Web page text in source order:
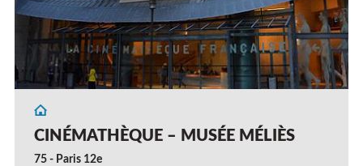
CINÉMATHÈQUE – MUSÉE MÉLIÈS
75 - Paris 12e